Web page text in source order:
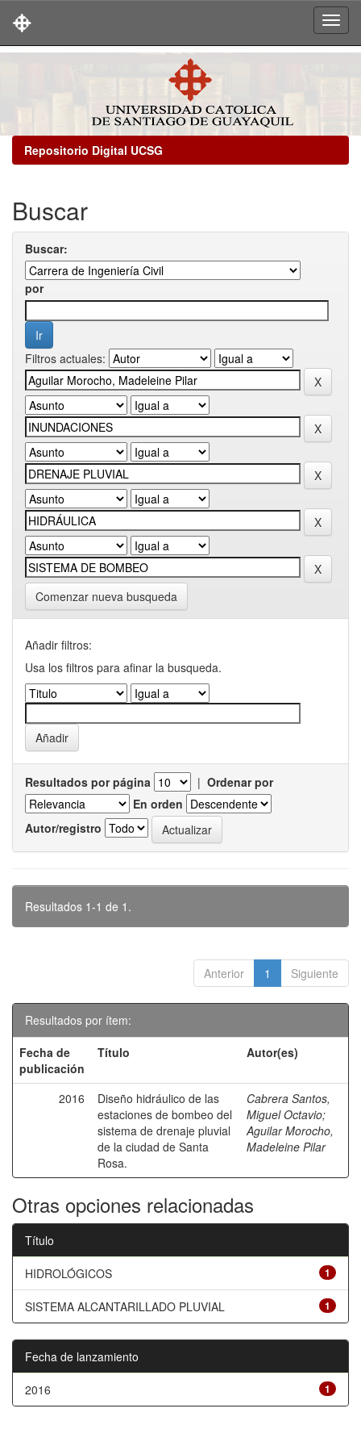
Repositorio Digital UCSG
Buscar
Buscar:
por
Filtros actuales:
Comenzar nueva busqueda
Añadir filtros:
Usa los filtros para afinar la busqueda.
Resultados por página | Ordenar por
En orden
Autor/registro
Resultados 1-1 de 1.
Anterior 1 Siguiente
Resultados por ítem:
Fecha de
publicación
Título Autor(es)
2016
Diseño hidráulico de las
estaciones de bombeo del
sistema de drenaje pluvial
de la ciudad de Santa
Rosa.
Cabrera Santos,
Miguel Octavio;
Aguilar Morocho,
Madeleine Pilar
Otras opciones relacionadas
Título
1
HIDROLÓGICOS
1
SISTEMA ALCANTARILLADO PLUVIAL
Fecha de lanzamiento
1
2016